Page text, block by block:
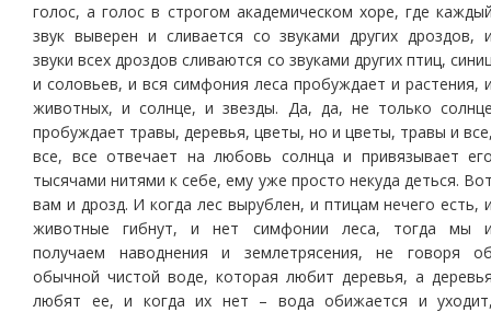
голос, а голос в строгом академическом хоре, где
звук выверен и сливается со звуками других дроздов,
звуки всех дроздов сливаются со звуками других птиц,
и соловьев, и вся симфония леса пробуждает и растения,
животных, и солнце, и звезды. Да, да, не только
пробуждает травы, деревья, цветы, но и цветы, травы и
все, все отвечает на любовь солнца и привязывает
тысячами нитями к себе, ему уже просто некуда деться.
вам и дрозд. И когда лес вырублен, и птицам нечего есть,
животные гибнут, и нет симфонии леса, тогда мы
получаем наводнения и землетрясения, не говоря
обычной чистой воде, которая любит деревья, а
любят ее, и когда их нет – вода обижается и